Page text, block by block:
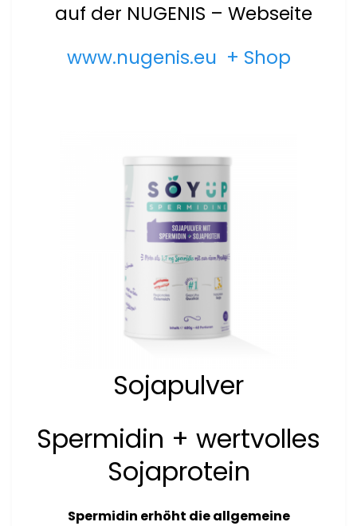
auf der NUGENIS – Webseite
www.nugenis.eu + Shop
Sojapulver
Spermidin + wertvolles
Sojaprotein
Spermidin erhöht die allgemeine